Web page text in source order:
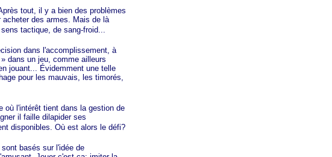
tout, il y a bien des problèmes
des armes. Mais de là
tactique, de sang-froid...
dans l'accomplissement, à
dans un jeu, comme ailleurs
jouant... Évidemment une telle
pour les mauvais, les timorés,
l'intérêt tient dans la gestion de
il faille dilapider ses
disponibles. Où est alors le défi?
basés sur l'idée de